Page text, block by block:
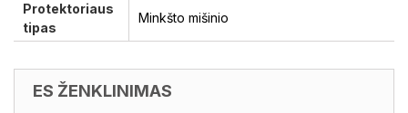
Protektoriaus
tipas
Minkšto mišinio
ES ŽENKLINIMAS